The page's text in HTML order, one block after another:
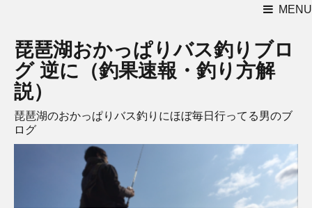
MENU
琵琶湖おかっぱりバス釣りブロ
グ 逆に（釣果速報・釣り方解
説）
琵琶湖のおかっぱりバス釣りにほぼ毎日行ってる男のブ
ログ